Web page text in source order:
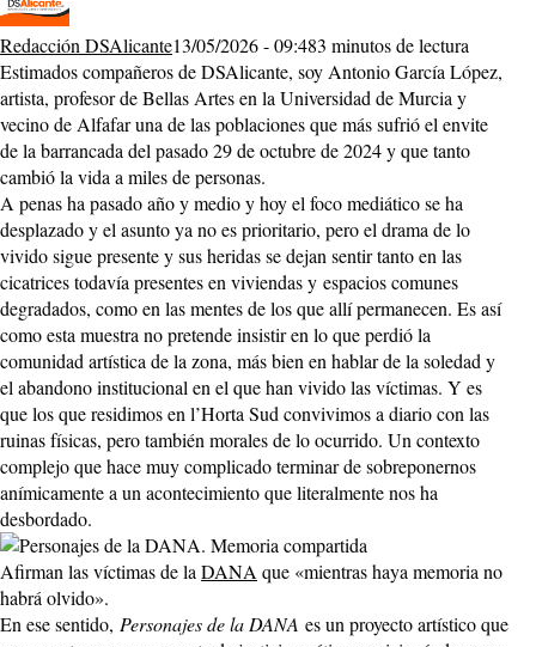
Redacción DSAlicante13/05/2026 - 09:483 minutos de lectura
Estimados compañeros de DSAlicante, soy Antonio García López,
artista, profesor de Bellas Artes en la Universidad de Murcia y
vecino de Alfafar una de las poblaciones que más sufrió el envite
de la barrancada del pasado 29 de octubre de 2024 y que tanto
cambió la vida a miles de personas.
A penas ha pasado año y medio y hoy el foco mediático se ha
desplazado y el asunto ya no es prioritario, pero el drama de lo
vivido sigue presente y sus heridas se dejan sentir tanto en las
cicatrices todavía presentes en viviendas y espacios comunes
degradados, como en las mentes de los que allí permanecen. Es así
como esta muestra no pretende insistir en lo que perdió la
comunidad artística de la zona, más bien en hablar de la soledad y
el abandono institucional en el que han vivido las víctimas. Y es
que los que residimos en l’Horta Sud convivimos a diario con las
ruinas físicas, pero también morales de lo ocurrido. Un contexto
complejo que hace muy complicado terminar de sobreponernos
anímicamente a un acontecimiento que literalmente nos ha
desbordado.
Afirman las víctimas de laDANAque «mientras haya memoria no
habrá olvido».
En ese sentido, Personajes de la DANA es un proyecto artístico que